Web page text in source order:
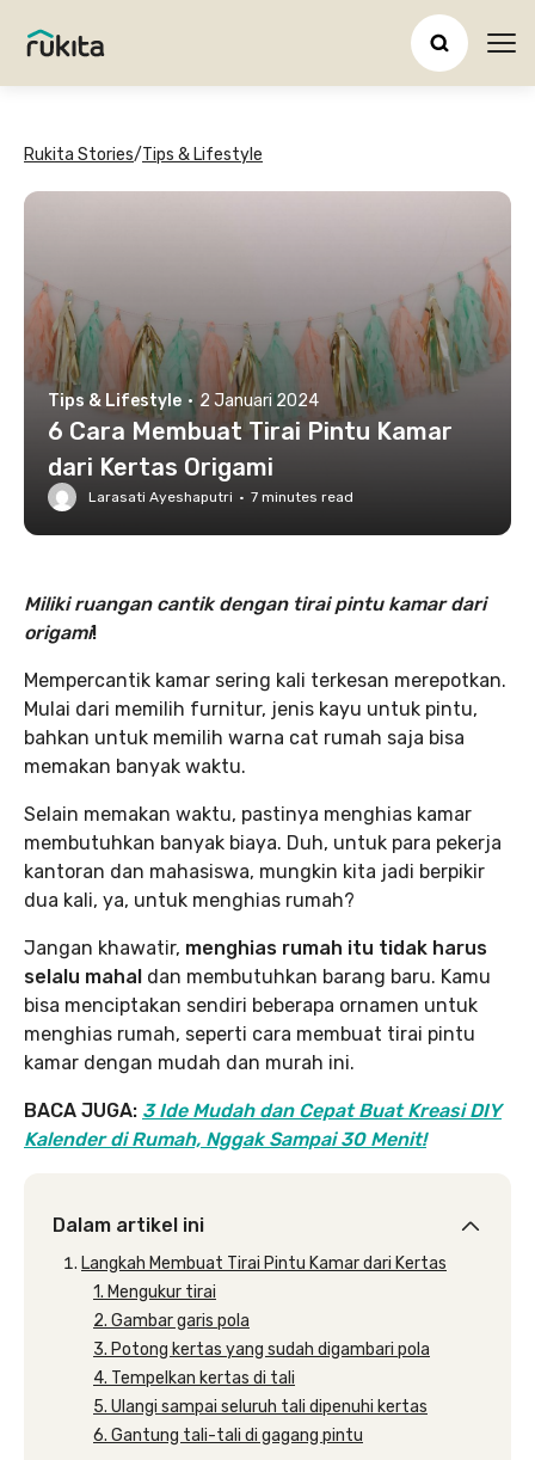
Rukita Stories/Tips & Lifestyle
Tips & Lifestyle · 2 Januari 2024
6 Cara Membuat Tirai Pintu Kamar
dari Kertas Origami
Larasati Ayeshaputri · 7 minutes read
Miliki ruangan cantik dengan tirai pintu kamar dari
origami!
Mempercantik kamar sering kali terkesan merepotkan.
Mulai dari memilih furnitur, jenis kayu untuk pintu,
bahkan untuk memilih warna cat rumah saja bisa
memakan banyak waktu.
Selain memakan waktu, pastinya menghias kamar
membutuhkan banyak biaya. Duh, untuk para pekerja
kantoran dan mahasiswa, mungkin kita jadi berpikir
dua kali, ya, untuk menghias rumah?
Jangan khawatir, menghias rumah itu tidak harus
selalu mahal dan membutuhkan barang baru. Kamu
bisa menciptakan sendiri beberapa ornamen untuk
menghias rumah, seperti cara membuat tirai pintu
kamar dengan mudah dan murah ini.
BACA JUGA: 3 Ide Mudah dan Cepat Buat Kreasi DIY
Kalender di Rumah, Nggak Sampai 30 Menit!
Dalam artikel ini
Langkah Membuat Tirai Pintu Kamar dari Kertas
1. Mengukur tirai
2. Gambar garis pola
3. Potong kertas yang sudah digambari pola
4. Tempelkan kertas di tali
5. Ulangi sampai seluruh tali dipenuhi kertas
6. Gantung tali-tali di gagang pintu